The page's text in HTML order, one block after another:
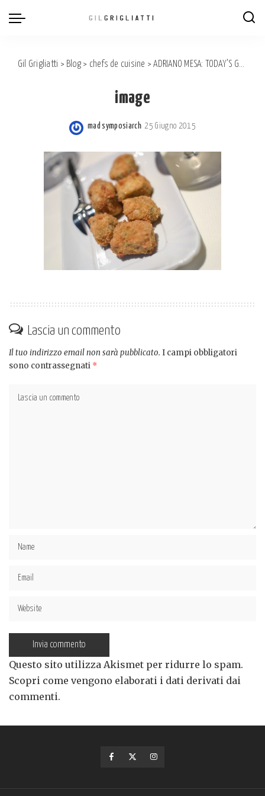
Gil Grigliatti > Blog > chefs de cuisine >ADRIANO MESA: TODAY’S GOURMET RESTAURANT MODEL
image
Posted
mad symposiarch 25 Giugno 2015
Lascia un commento
Il tuo indirizzo email non sarà pubblicato. I campi obbligatori
sono contrassegnati *
Questo sito utilizza Akismet per ridurre lo spam.
Scopri come vengono elaborati i dati derivati dai
commenti.